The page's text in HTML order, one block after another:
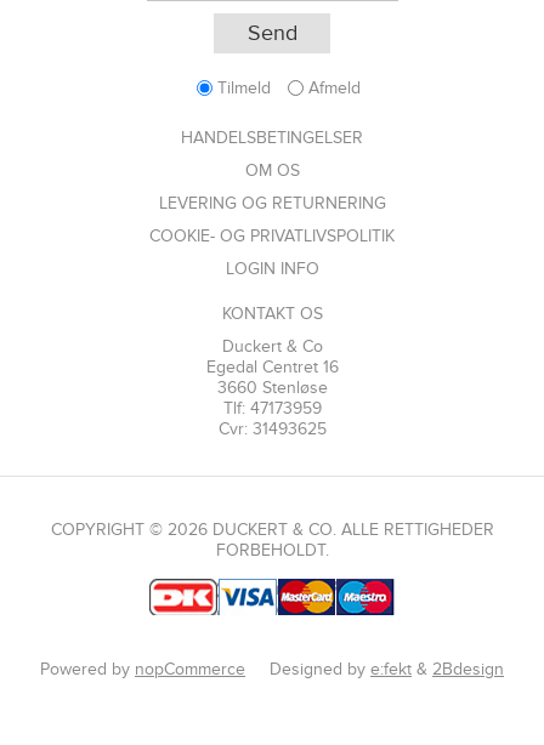
Tilmeld Afmeld
HANDELSBETINGELSER
OM OS
LEVERING OG RETURNERING
COOKIE- OG PRIVATLIVSPOLITIK
LOGIN INFO
KONTAKT OS
Duckert & Co
Egedal Centret 16
3660 Stenløse
Tlf: 47173959
Cvr: 31493625
COPYRIGHT © 2026 DUCKERT & CO. ALLE RETTIGHEDER
FORBEHOLDT.
Powered by nopCommerce Designed by e:fekt & 2Bdesign